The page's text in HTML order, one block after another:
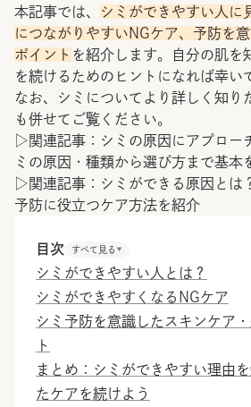
本記事では、
シミができやすい人に
につながりやすいNGケア、予防を
ポイント を紹介します。自分の肌を
を続けるためのヒントになれば幸い
なお、シミについてより詳しく知り
も併せてご覧ください。
▷関連記事： シミの原因にアプロー
ミの原因・種類から選び方まで基本
▷関連記事： シミができる原因とは
予防に役立つケア方法を紹介
目次 すべて見る
シミができやすい人とは？
シミができやすくなるNGケア
シミ予防を意識したスキンケア
ト
まとめ：シミができやすい理由
たケアを続けよう